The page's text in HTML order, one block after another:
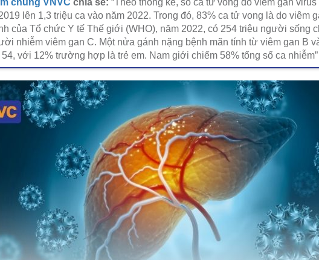
lên 1,3 triệu ca vào năm 2022. Trong đó, 83% ca tử vong là do viêm
của Tổ chức Y tế Thế giới (WHO), năm 2022, có 254 triệu người sống
nhiễm viêm gan C. Một nửa gánh nặng bệnh mãn tính từ viêm gan B
với 12% trường hợp là trẻ em. Nam giới chiếm 58% tổng số ca nhiễm”